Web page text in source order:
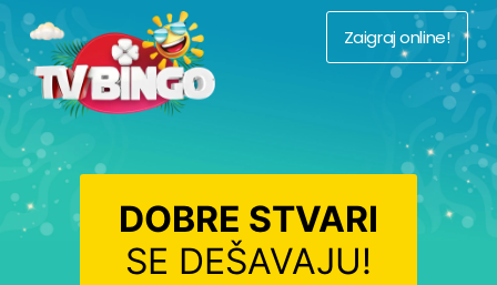
Zaigraj online!
DOBRE STVARI
SE DEŠAVAJU!